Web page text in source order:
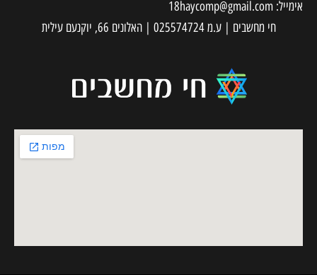
אימייל: 18haycomp@gmail.com
חי מחשבים | ע.מ 025574724 | האלונים 66, יוקנעם עילית